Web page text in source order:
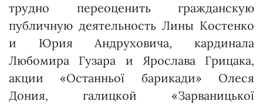
трудно переоценить гражданскую
публичную деятельность Лины Костенко
и Юрия Андру­ховича, кардинала
Любомира Гузара и Ярослава Грицака,
акции «Останньої барикади» Олеся
Дония, галицкой «Зарваницької